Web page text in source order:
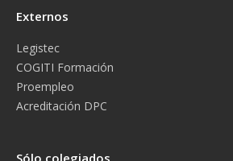
Externos
Legistec
COGITI Formación
Proempleo
Acreditación DPC
Sólo colegiados